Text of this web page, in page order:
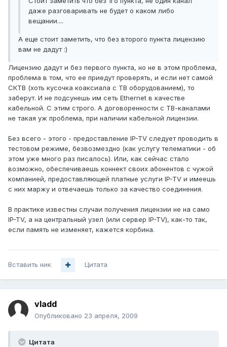
даже разговаривать не будет о каком либо
вещании....
А еще стоит заметить, что без второго пункта лицензию
вам не дадут :)
Лицензию дадут и без первого пункта, но не в этом проблема,
проблема в том, что ее приедут проверять, и если нет самой
СКТВ (хоть кусочка коаксиала с ТВ оборудованием), то
заберут. И не подсунешь им сеть Ethernet в качестве
кабельной. С этим строго. А договоренности с ТВ-каналами
не такая уж проблема, при наличии кабельной лицензии.
Без всего - этого - предоставление IP-TV следует проводить в
тестовом режиме, безвозмездно (как услугу телематики - об
этом уже много раз писалось). Или, как сейчас стало
возможно, обеспечиваешь коннект своих абонентов с чужой
компанией, предоставляющей платные услуги IP-TV и имеешь
с них маржу и отвечаешь только за качество соединения.
В практике известны случаи получения лицензии не на само
IP-TV, а на центральный узел (или сервер IP-TV), как-то так,
если память не изменяет, кажется корбина.
Вставить ник Цитата
vladd
Опубликовано 23 апреля, 2009
Цитата